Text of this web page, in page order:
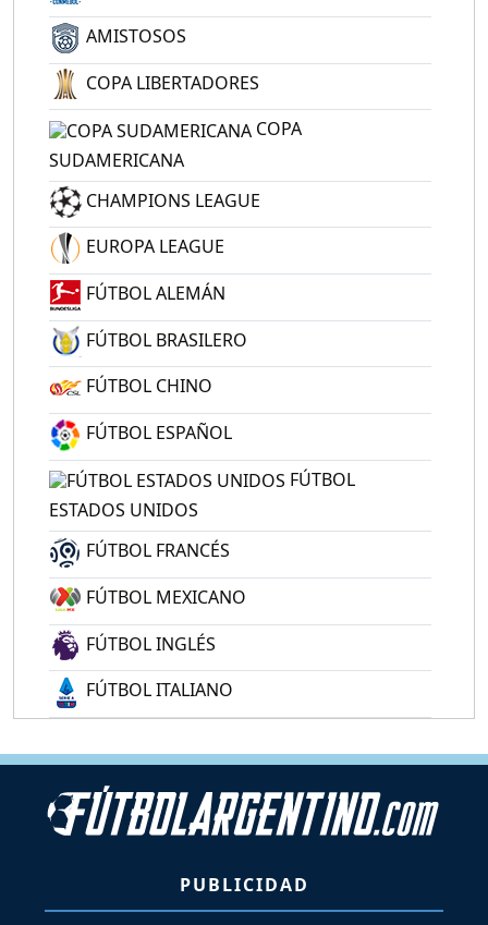
AMISTOSOS
COPA LIBERTADORES
COPA
SUDAMERICANA
CHAMPIONS LEAGUE
EUROPA LEAGUE
FÚTBOL ALEMÁN
FÚTBOL BRASILERO
FÚTBOL CHINO
FÚTBOL ESPAÑOL
FÚTBOL
ESTADOS UNIDOS
FÚTBOL FRANCÉS
FÚTBOL MEXICANO
FÚTBOL INGLÉS
FÚTBOL ITALIANO
PUBLICIDAD